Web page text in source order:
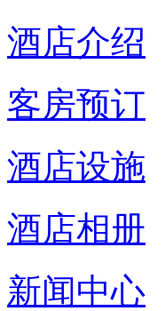
酒店介绍
客房预订
酒店设施
酒店相册
新闻中心